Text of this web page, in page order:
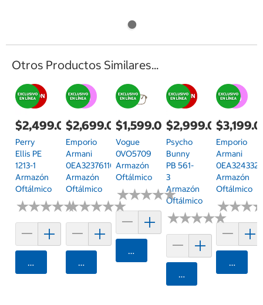
Otros Productos Similares...
$2,499.00
Perry
Ellis PE
1213-1
Armazón
Oftálmico
★★★★★
★★★★★
Agregar
$2,699.00
Emporio
Armani
0EA32376110
Armazón
Oftálmico
★★★★★
★★★★★
Agregar
$1,599.00
Vogue
0VO5709
Armazón
Oftálmico
★★★★★
★★★★★
Agregar
$2,999.00
Psycho
Bunny
PB 561-
3
Armazón
Oftálmico
★★★★★
★★★★★
Agregar
Emporio
Armani
Armazón
Oftálmico
★★★
★★★